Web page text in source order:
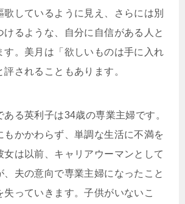
歌しているように見え、さらには別
けるような、自分に自信がある人と
す。美月は「欲しいものは手に入れ
されることもあります。
る英利子は34歳の専業主婦です。
もかかわらず、単調な生活に不満を
女は以前、キャリアウーマンとして
、夫の意向で専業主婦になったこと
失っていきます。子供がいないこ